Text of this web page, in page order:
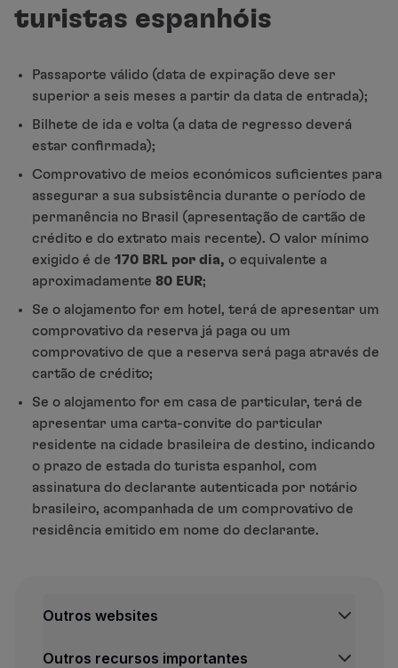
turistas espanhóis
Passaporte válido (data de expiração deve ser
superior a seis meses a partir da data de entrada);
Bilhete de ida e volta (a data de regresso deverá
estar confirmada);
Comprovativo de meios económicos suficientes para
assegurar a sua subsistência durante o período de
permanência no Brasil (apresentação de cartão de
crédito e do extrato mais recente). O valor mínimo
exigido é de 170 BRL por dia, o equivalente a
aproximadamente 80 EUR;
Se o alojamento for em hotel, terá de apresentar um
comprovativo da reserva já paga ou um
comprovativo de que a reserva será paga através de
cartão de crédito;
Se o alojamento for em casa de particular, terá de
apresentar uma carta-convite do particular
residente na cidade brasileira de destino, indicando
o prazo de estada do turista espanhol, com
assinatura do declarante autenticada por notário
brasileiro, acompanhada de um comprovativo de
residência emitido em nome do declarante.
Outros websites
Outros recursos importantes